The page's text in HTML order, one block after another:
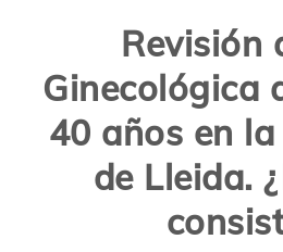
Revisión
Ginecológica
40 años en
de Lleida.